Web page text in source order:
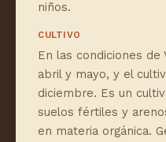
niños.
CULTIVO
En las condiciones de
abril y mayo, y el
diciembre. Es un
suelos fértiles y
en materia orgánica.